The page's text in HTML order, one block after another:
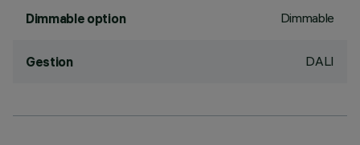
Dimmable option Dimmable
Gestion DALI